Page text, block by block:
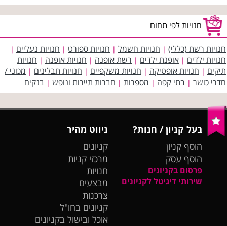
חנויות לפי תחום
חנויות רשת (כללי) | חנויות חשמל | חנויות ספורט | חנויות נעליים |
חנויות ילדים | אופנת ילדים | רשת אופנה | חנויות אופנה | חנויות
תיקים | חנויות אופטיקה | חנויות משקפיים | חנויות תבלינים | מכוני /
חדרי כושר | בתי קפה | מספרות | חברות תיירות ונופש | בנקים
בעל קניון / חנות?
הוסף קניון
הוסף עסק
פרסום בקניונים
שירותי דיגיטל לקניונים
ניווט מהיר
קניונים
מרכזי קניות
חנויות
מבצעים
צרכנות
קניונים בחו"ל
אוכל ובישול בקניונים